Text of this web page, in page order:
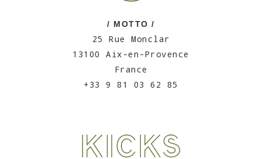
/ MOTTO /
25 Rue Monclar
13100 Aix-en-Provence
France
+33 9 81 03 62 85